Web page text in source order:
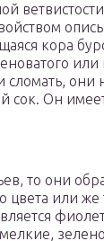
кора
или
сломать, они
сок. Он
то они
цвета или